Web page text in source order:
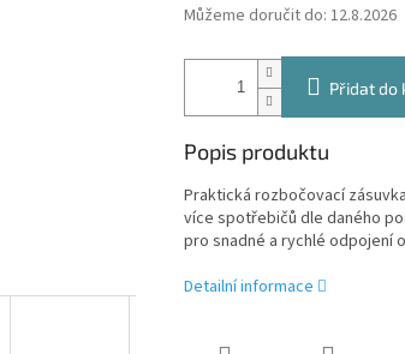
Můžeme doručit do: 12.8.2026
Přidat do
Popis produktu
Praktická rozbočovací
více spotřebičů dle daného
pro snadné a rychlé odpojení
Detailní informace